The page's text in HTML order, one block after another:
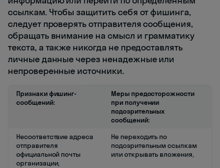
ссылкам. Чтобы защитить себя от фишинга,
следует проверять отправителя сообщения,
обращать внимание на смысл и грамматику
текста, а также никогда не предоставлять
личные данные через ненадежные или
непроверенные источники.
Признаки фишинг-
сообщений:
Меры предосторожности
при получении
подозрительных
сообщений:
Несоответствие адреса
отправителя
официальной почты
организации,
Не переходить по
подозрительным ссылкам
или открывать вложения,